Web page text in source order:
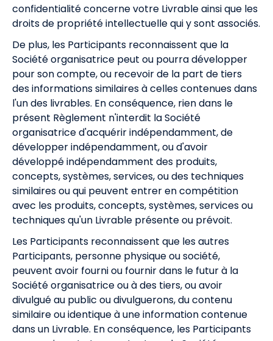
confidentialité concerne votre Livrable ainsi que les
droits de propriété intellectuelle qui y sont associés.
De plus, les Participants reconnaissent que la
Société organisatrice peut ou pourra développer
pour son compte, ou recevoir de la part de tiers
des informations similaires à celles contenues dans
l'un des livrables. En conséquence, rien dans le
présent Règlement n'interdit la Société
organisatrice d'acquérir indépendamment, de
développer indépendamment, ou d'avoir
développé indépendamment des produits,
concepts, systèmes, services, ou des techniques
similaires ou qui peuvent entrer en compétition
avec les produits, concepts, systèmes, services ou
techniques qu'un Livrable présente ou prévoit.
Les Participants reconnaissent que les autres
Participants, personne physique ou société,
peuvent avoir fourni ou fournir dans le futur à la
Société organisatrice ou à des tiers, ou avoir
divulgué au public ou divulguerons, du contenu
similaire ou identique à une information contenue
dans un Livrable. En conséquence, les Participants